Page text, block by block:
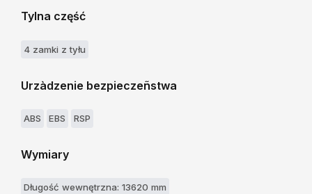
Tylna część
4 zamki z tyłu
Urzàdzenie bezpieczeñstwa
ABS EBS RSP
Wymiary
Długość wewnętrzna: 13620 mm